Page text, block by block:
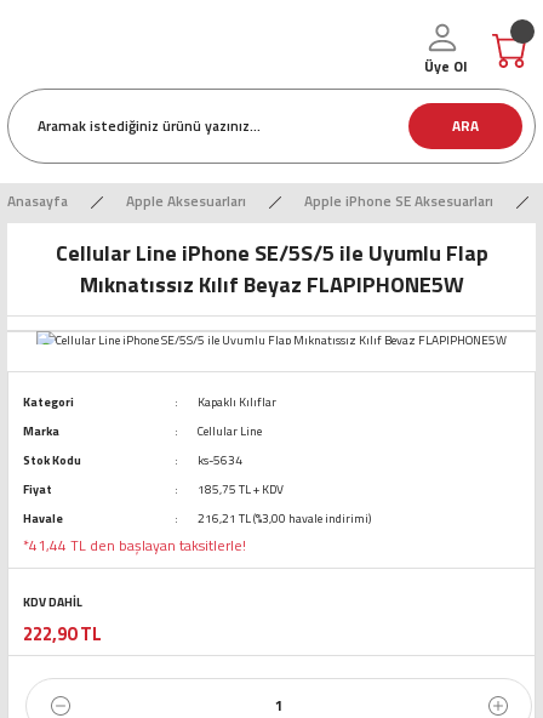
ARA
Üye Ol
Anasayfa Apple Aksesuarları Apple iPhone SE Aksesuarları
Cellular Line iPhone SE/5S/5 ile Uyumlu Flap
Mıknatıssız Kılıf Beyaz FLAPIPHONE5W
Kategori
Kapaklı Kılıflar
Marka
Cellular Line
Stok Kodu
ks-5634
Fiyat
185,75 TL + KDV
Havale
216,21 TL (%3,00 havale indirimi)
*41,44 TL den başlayan taksitlerle!
KDV DAHİL
222,90 TL